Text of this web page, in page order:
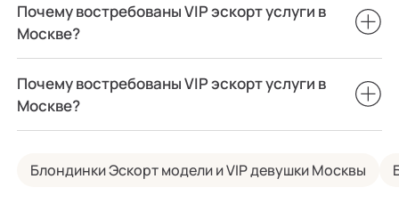
Почему востребованы VIP эскорт услуги в
Москве?
Почему востребованы VIP эскорт услуги в
Москве?
Блондинки Эскорт модели и VIP девушки Москвы